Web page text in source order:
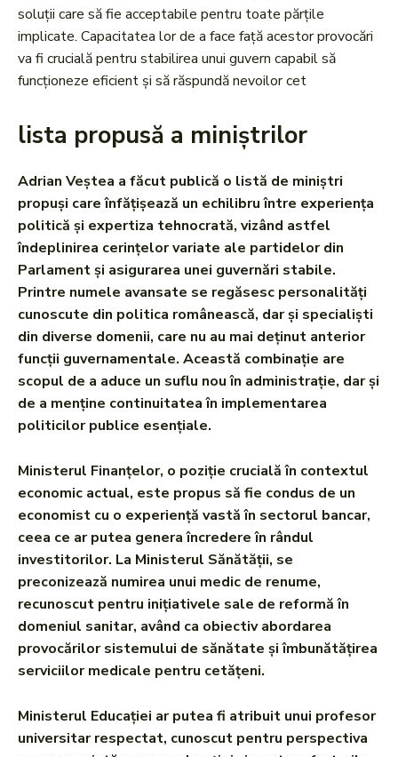
soluții care să fie acceptabile pentru toate părțile
implicate. Capacitatea lor de a face față acestor provocări
va fi crucială pentru stabilirea unui guvern capabil să
funcționeze eficient și să răspundă nevoilor cet
lista propusă a miniștrilor
Adrian Veștea a făcut publică o listă de miniștri
propuși care înfățișează un echilibru între experiența
politică și expertiza tehnocrată, vizând astfel
îndeplinirea cerințelor variate ale partidelor din
Parlament și asigurarea unei guvernări stabile.
Printre numele avansate se regăsesc personalități
cunoscute din politica românească, dar și specialiști
din diverse domenii, care nu au mai deținut anterior
funcții guvernamentale. Această combinație are
scopul de a aduce un suflu nou în administrație, dar și
de a menține continuitatea în implementarea
politicilor publice esențiale.
Ministerul Finanțelor, o poziție crucială în contextul
economic actual, este propus să fie condus de un
economist cu o experiență vastă în sectorul bancar,
ceea ce ar putea genera încredere în rândul
investitorilor. La Ministerul Sănătății, se
preconizează numirea unui medic de renume,
recunoscut pentru inițiativele sale de reformă în
domeniul sanitar, având ca obiectiv abordarea
provocărilor sistemului de sănătate și îmbunătățirea
serviciilor medicale pentru cetățeni.
Ministerul Educației ar putea fi atribuit unui profesor
universitar respectat, cunoscut pentru perspectiva